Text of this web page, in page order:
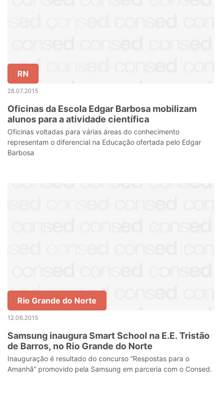
RN
28.07.2015
Oficinas da Escola Edgar Barbosa mobilizam
alunos para a atividade científica
Oficinas voltadas para várias áreas do conhecimento
representam o diferencial na Educação ofertada pelo Edgar
Barbosa
Rio Grande do Norte
12.06.2015
Samsung inaugura Smart School na E.E. Tristão
de Barros, no Rio Grande do Norte
Inauguração é resultado do concurso “Respostas para o
Amanhã” promovido pela Samsung em parceria com o Consed.